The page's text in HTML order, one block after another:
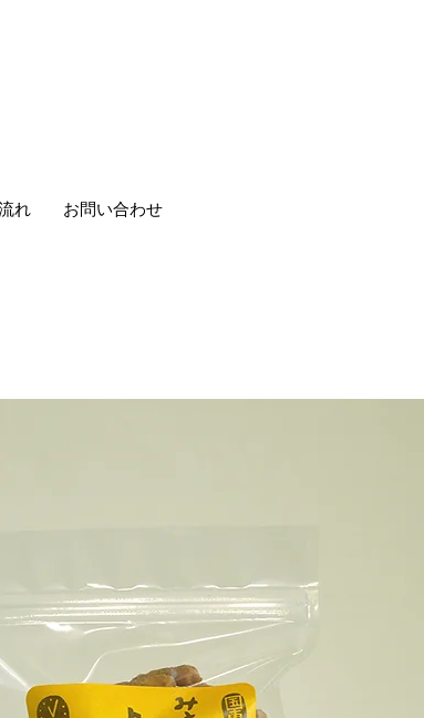
れ お問い合わせ